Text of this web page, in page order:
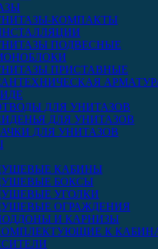
КОМПАКТЫ
ПОДВЕСНЫЕ
ПРИСТАВНЫЕ
ДЛЯ УНИТАЗОВ
ДЛЯ УНИТАЗОВ
ДЛЯ УНИТАЗОВ
КАБИНЫ
БОКСЫ
УГОЛКИ
ОГРАЖДЕНИЯ
И КАРНИЗЫ
К